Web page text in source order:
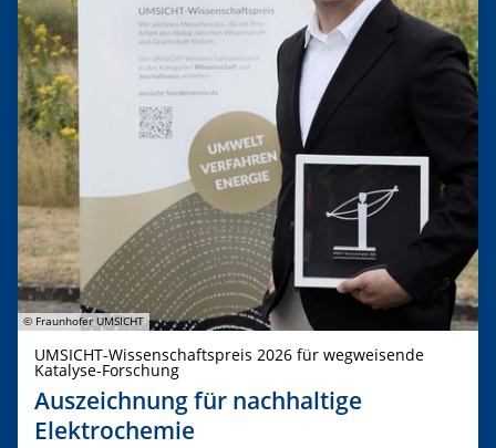
© Fraunhofer UMSICHT
UMSICHT-Wissenschaftspreis 2026 für wegweisende
Katalyse-Forschung
Auszeichnung für nachhaltige
Elektrochemie